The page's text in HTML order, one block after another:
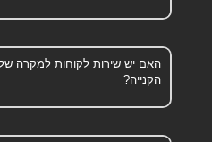
האם יש שירות לקוחות למקרה
הקנייה?